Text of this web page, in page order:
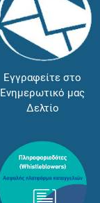
Εγγραφείτε στο
Ενημερωτικό μας
Δελτίο